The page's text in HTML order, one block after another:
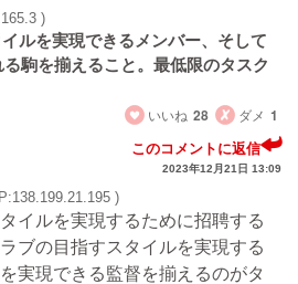
)
ルを実現できるメンバー、そして
駒を揃えること。最低限のタスク
いいね 28 ダメ 1
このコメントに返信
2023年12月21日 13:09
)
イルを実現するために招聘する
ブの目指すスタイルを実現する
実現できる監督を揃えるのがタ